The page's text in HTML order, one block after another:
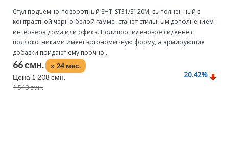
Стул подъемно-поворотный SHT-ST31/S120M, выполненный в
контрастной черно-белой гамме, станет стильным дополнением
интерьера дома или офиса. Полипропиленовое сиденье с
подлокотниками имеет эргономичную форму, а армирующие
добавки придают ему прочно...
66 смн.
x 24 мес.
Цена 1 208 смн.
1 518 смн.
20.42%